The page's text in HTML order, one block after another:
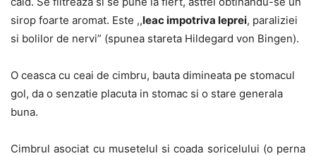
sirop foarte aromat. Este ,,leac impotriva leprei, paraliziei
si bolilor de nervi” (spunea stareta Hildegard von Bingen).
O ceasca cu ceai de cimbru, bauta dimineata pe stomacul
gol, da o senzatie placuta in stomac si o stare generala
buna.
Cimbrul asociat cu musetelul si coada soricelului (o perna